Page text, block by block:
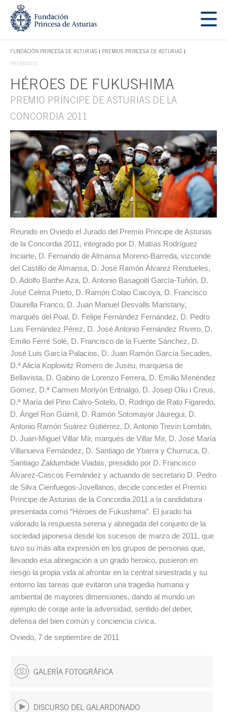
Saltar navegación. Ir directamente al contenido principal
FUNDACIÓN PRINCESA DE ASTURIAS
TECLA DE ACCESO 1
PREMIOS PRINCESA DE ASTURIAS
PREMIADOS
Contenido principal
HÉROES DE FUKUSHIMA
PREMIO PRÍNCIPE DE ASTURIAS DE LA
CONCORDIA 2011
Reunido en Oviedo el Jurado del Premio Príncipe de Asturias
de la Concordia 2011, integrado por D. Matías Rodríguez
Inciarte, D. Fernando de Almansa Moreno-Barreda, vizconde
del Castillo de Almansa, D. José Ramón Álvarez Rendueles,
D. Adolfo Barthe Aza, D. Antonio Basagoiti García-Tuñón, D.
José Celma Prieto, D. Ramón Colao Caicoya, D. Francisco
Daurella Franco, D. Juan Manuel Desvalls Maristany,
marqués del Poal, D. Felipe Fernández Fernández, D. Pedro
Luis Fernández Pérez, D. José Antonio Fernández Rivero, D.
Emilio Ferré Solé, D. Francisco de la Fuente Sánchez, D.
José Luis García Palacios, D. Juan Ramón García Secades,
D.ª Alicia Koplowitz Romero de Juséu, marquesa de
Bellavista, D. Gabino de Lorenzo Ferrera, D. Emilio Menéndez
Gómez, D.ª Carmen Moriyón Entrialgo, D. Josep Oliu i Creus,
D.ª María del Pino Calvo-Sotelo, D. Rodrigo de Rato Figaredo,
D. Ángel Ron Güimil, D. Ramón Sotomayor Jáuregui, D.
Antonio Ramón Suárez Gutiérrez, D. Antonio Trevín Lombán,
D. Juan-Miguel Villar Mir, marqués de Villar Mir, D. José María
Villanueva Fernández, D. Santiago de Ybarra y Churruca, D.
Santiago Zaldumbide Viadas, presidido por D. Francisco
Álvarez-Cascos Fernández y actuando de secretario D. Pedro
de Silva Cienfuegos-Jovellanos, decide conceder el Premio
Príncipe de Asturias de la Concordia 2011 a la candidatura
presentada como “Héroes de Fukushima”. El jurado ha
valorado la respuesta serena y abnegada del conjunto de la
sociedad japonesa desde los sucesos de marzo de 2011, que
tuvo su más alta expresión en los grupos de personas que,
llevando esa abnegación a un grado heroico, pusieron en
riesgo la propia vida al afrontar en la central siniestrada y su
entorno las tareas que evitaron una tragedia humana y
ambiental de mayores dimensiones, dando al mundo un
ejemplo de coraje ante la adversidad, sentido del deber,
defensa del bien común y conciencia cívica.
Oviedo, 7 de septiembre de 2011
GALERÍA FOTOGRÁFICA
DISCURSO DEL GALARDONADO